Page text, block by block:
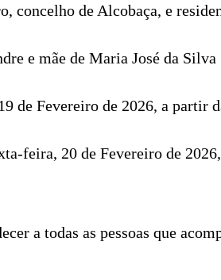
concelho de Alcobaça, e
e mãe de Maria José da
de Fevereiro de 2026, a partir
feira, 20 de Fevereiro de
a todas as pessoas que